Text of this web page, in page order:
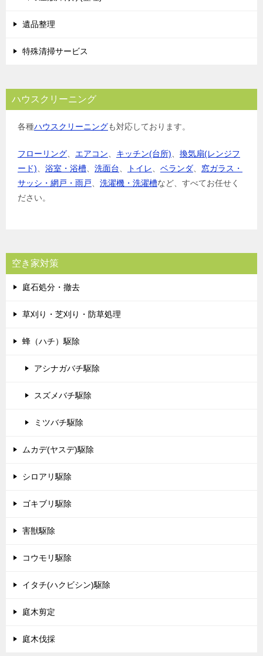
遺品整理
特殊清掃サービス
ハウスクリーニング
各種ハウスクリーニングも対応しております。
フローリング エアコン キッチン(台所)
換気扇(レンジフ
ード)
浴室・浴槽 洗面台 トイレ ベランダ
窓ガラス・
サッシ・網戸・雨戸
洗濯機・洗濯槽など、すべてお任せく
ださい。
空き家対策
庭石処分・撤去
草刈り・芝刈り・防草処理
蜂（ハチ）駆除
アシナガバチ駆除
スズメバチ駆除
ミツバチ駆除
ムカデ(ヤスデ)駆除
シロアリ駆除
ゴキブリ駆除
害獣駆除
コウモリ駆除
イタチ(ハクビシン)駆除
庭木剪定
庭木伐採